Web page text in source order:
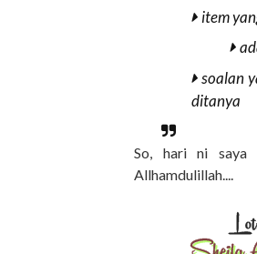
item
soalan
ditanya
So, hari ni saya
Allhamdulillah....